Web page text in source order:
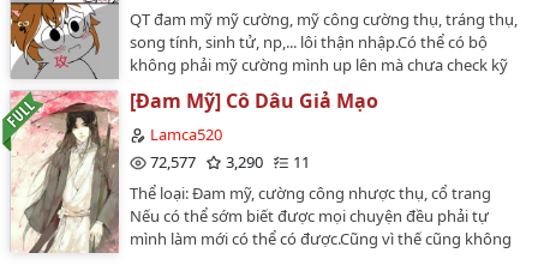
https://xinyuandacheng.wordpress.com/dam-my-dao-
lu-da-chet-cua-ta-lich-kiep-tro-ve-roi…
QT đam mỹ mỹ cường, mỹ công cường thụ, tráng thụ,
song tính, sinh tử, np,... lôi thận nhập.Có thể có bộ
không phải mỹ cường mình up lên mà chưa check kỹ
mọi người cmt nhắc mình xóa nhé.❗️Lấy cv edit vui lòng
ghi cre.…
[Đam Mỹ] Cô Dâu Giả Mạo
Lamca520
72,577
3,290
11
Thể loại: Đam mỹ, cường công nhược thụ, cổ trang
Nếu có thể sớm biết được mọi chuyện đều phải tự
mình làm mới có thể có được.Cũng vì thế cũng không